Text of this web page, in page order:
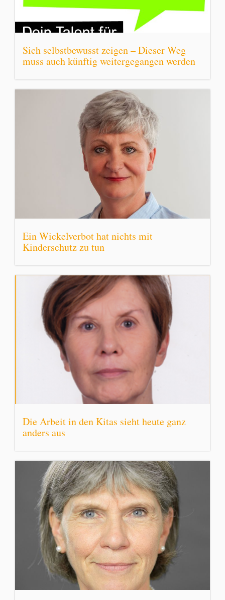
Sich selbstbewusst zeigen – Dieser Weg
muss auch künftig weitergegangen werden
Ein Wickelverbot hat nichts mit
Kinderschutz zu tun
Die Arbeit in den Kitas sieht heute ganz
anders aus